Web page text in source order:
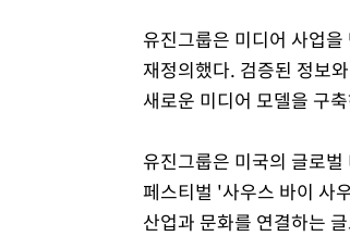
유진그룹은 미디어 사업
재정의했다. 검증된 정보
새로운 미디어 모델을 구
유진그룹은 미국의 글로
페스티벌 '사우스 바이 사
산업과 문화를 연결하는